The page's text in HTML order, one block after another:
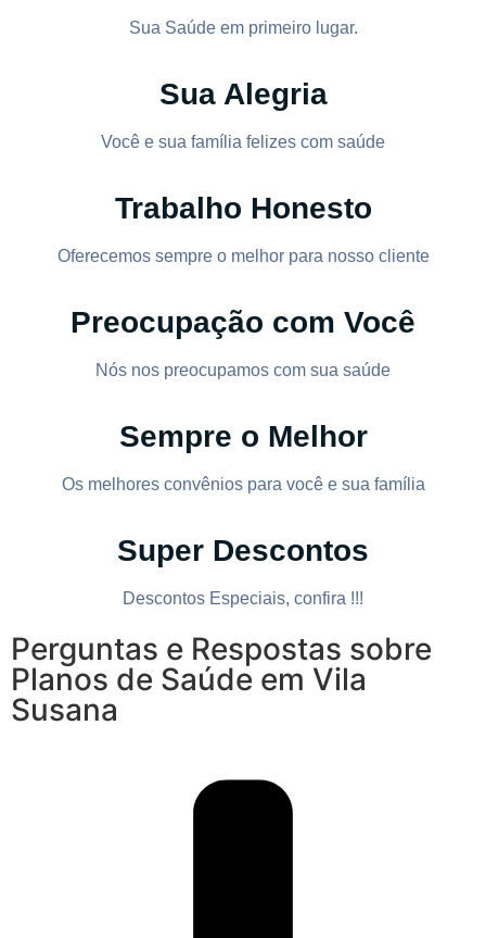
Sua Saúde em primeiro lugar.
Sua Alegria
Você e sua família felizes com saúde
Trabalho Honesto
Oferecemos sempre o melhor para nosso cliente
Preocupação com Você
Nós nos preocupamos com sua saúde
Sempre o Melhor
Os melhores convênios para você e sua família
Super Descontos
Descontos Especiais, confira !!!
Perguntas e Respostas sobre
Planos de Saúde em Vila
Susana